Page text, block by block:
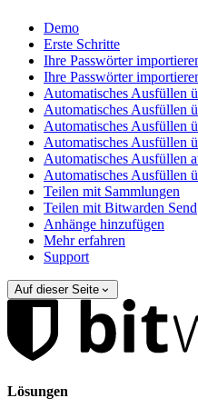
Demo
Erste Schritte
Ihre Passwörter
Ihre Passwörter
Automatisches Ausfüllen
Automatisches Ausfüllen
Automatisches Ausfüllen
Automatisches Ausfüllen
Automatisches Ausfüllen
Automatisches Ausfüllen
Teilen mit Sammlungen
Teilen mit Bitwarden Send
Anhänge hinzufügen
Mehr erfahren
Support
Auf dieser Seite
Lösungen